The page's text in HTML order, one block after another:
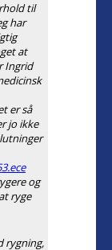
til
har
at
Ingrid
er så
jo ikke
og
ryge
rygning,